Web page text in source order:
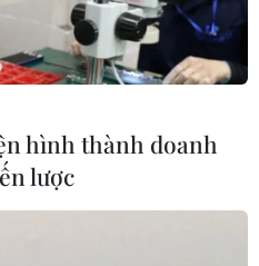
tiết lộ
sĩ Mỹ
phán trực
hình thành doanh
lược